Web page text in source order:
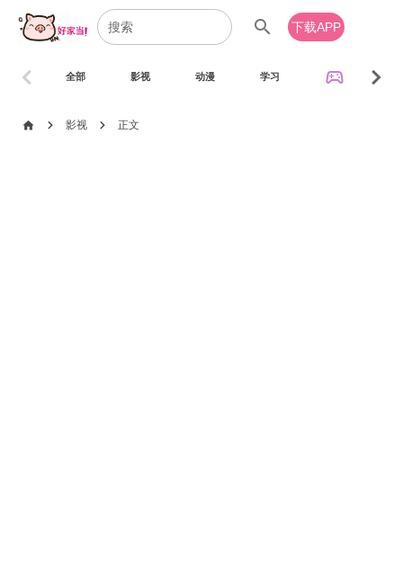
search 下载APP
全部 影视 动漫 学习 sports_esports
chevron_left chevron_right
home chevron_right 影视 chevron_right 正文